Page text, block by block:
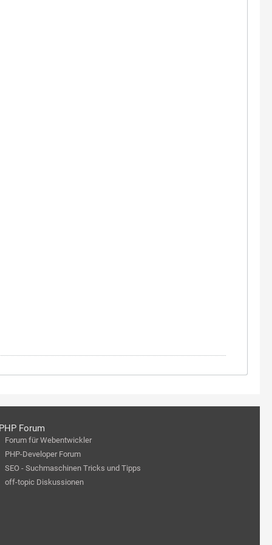
Forum
Forum für Webentwickler
PHP-Developer Forum
SEO - Suchmaschinen Tricks und Tipps
off-topic Diskussionen